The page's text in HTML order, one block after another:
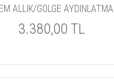
3.380,00 TL